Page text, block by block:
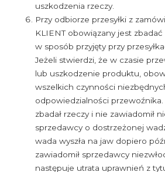
uszkodzenia rzeczy.
Przy odbiorze przesyłki z
KLIENT obowiązany jest zbadać
w sposób przyjęty przy
Jeżeli stwierdzi, że w czasie
lub uszkodzenie produktu,
wszelkich czynności
odpowiedzialności przewoźnika.
zbadał rzeczy i nie zawiadomił
sprzedawcy o dostrzeżonej
wada wyszła na jaw dopiero
zawiadomił sprzedawcy
następuje utrata uprawnień z